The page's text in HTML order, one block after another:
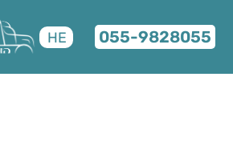
HE 055-9828055